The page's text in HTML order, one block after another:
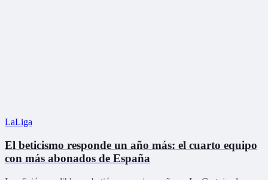
LaLiga
El beticismo responde un año más: el cuarto equipo
con más abonados de España